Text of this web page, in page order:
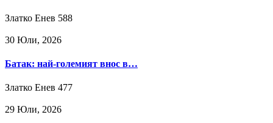
Златко Енев 588
30 Юли, 2026
Батак: най-големият внос в…
Златко Енев 477
29 Юли, 2026